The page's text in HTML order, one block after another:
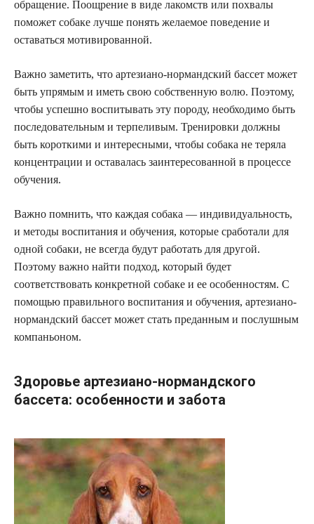
обращение. Поощрение в виде лакомств или похвалы
поможет собаке лучше понять желаемое поведение и
оставаться мотивированной.
Важно заметить, что артезиано-нормандский бассет может
быть упрямым и иметь свою собственную волю. Поэтому,
чтобы успешно воспитывать эту породу, необходимо быть
последовательным и терпеливым. Тренировки должны
быть короткими и интересными, чтобы собака не теряла
концентрации и оставалась заинтересованной в процессе
обучения.
Важно помнить, что каждая собака — индивидуальность,
и методы воспитания и обучения, которые сработали для
одной собаки, не всегда будут работать для другой.
Поэтому важно найти подход, который будет
соответствовать конкретной собаке и ее особенностям. С
помощью правильного воспитания и обучения, артезиано-
нормандский бассет может стать преданным и послушным
компаньоном.
Здоровье артезиано-нормандского
бассета: особенности и забота